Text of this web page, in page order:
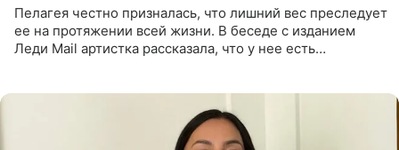
Пелагея честно призналась, что лишний вес преследует
ее на протяжении всей жизни. В беседе с изданием
Леди Mail артистка рассказала, что у нее есть